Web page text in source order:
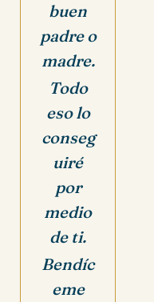
buen
padre o
madre.
Todo
eso lo
conseg
uiré
por
medio
de ti.
Bendíc
eme